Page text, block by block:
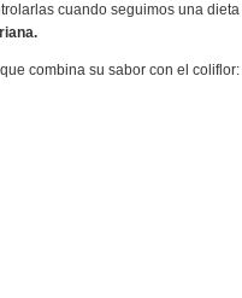
cuando seguimos una
combina su sabor con el coliflor: